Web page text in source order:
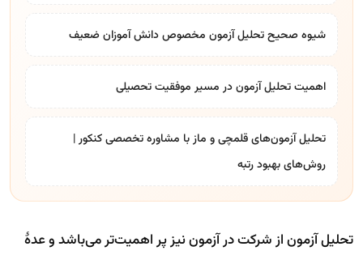
شیوه صحیح تحلیل آزمون مخصوص دانش آموزان ضعیف
اهمیت تحلیل آزمون در مسیر موفقیت تحصیلی
تحلیل آزمون‌های قلمچی و ماز با مشاوره تخصصی کنکور |
روش‌های بهبود رتبه
تحلیل آزمون از شرکت در آزمون نیز پر اهمیت‌تر می‌باشد و عدهٔ